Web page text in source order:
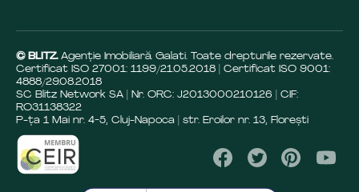
© BLITZ. Agenție Imobiliară Galati. Toate drepturile rezervate.
Certificat ISO 27001: 1199/21.05.2018 | Certificat ISO 9001:
4888/29.08.2018
SC Blitz Network SA | Nr. ORC: J2013000210126 | CIF:
RO31138322
P-ța 1 Mai nr. 4-5, Cluj-Napoca | str. Eroilor nr. 13, Florești